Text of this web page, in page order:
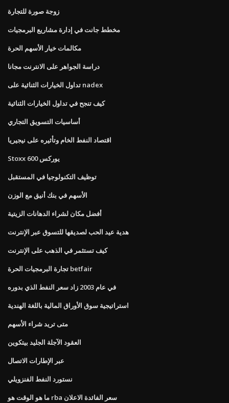
زوجة صورة للتجارة
مخطط جانت في إدارة مشاريع البرمجيات
مكالمات خيار الأسهم الحرة
دراسة الجواهر على الانترنت مجانا
تداول الخيارات الثنائية على nadex
كيف تنجح في تداول الخيارات الثنائية
أساسيات التسويق التجاري
اقتصاد النفط الخام وتأثيره على نيجيريا
Stoxx 600 يوركس
توظيف التكنولوجيا في المستقبل
الأسهم في بنك أنيق مع الوزن
أفضل مكان لشراء الدهانات الزيتية
هدية عيد الحب لصديقها للتسوق عبر الإنترنت
كيف تستثمر في الذهب على الإنترنت
تجارة البرمجيات الحرة betfair
في عام 2003 زاد سعر النفط الذي بدوره
استراتيجية سوق الأوراق المالية باللغة الهندية
متى تريد شراء الأسهم
العقود الآجلة الجليد بيتكوين
عبر الإطارات الاتصال
نستورد النفط الفنزويلي
ما هو الوقت هو rba سعر الفائدة الاعلان